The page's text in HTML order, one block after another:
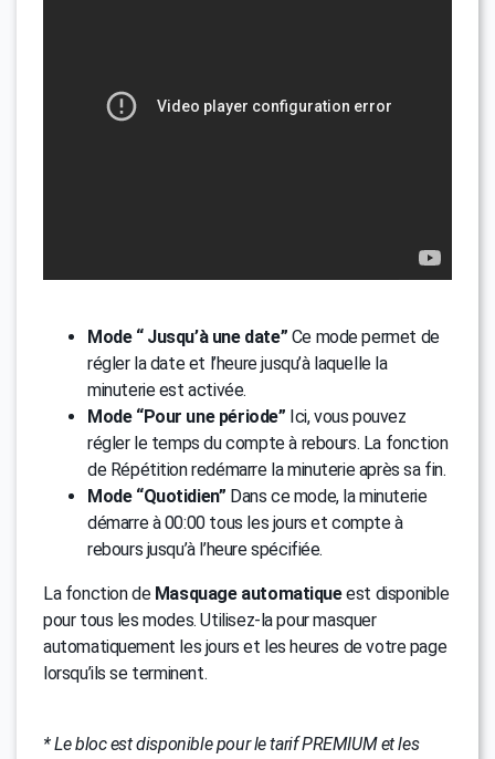
Mode “ Jusqu’à une date” Ce mode permet de
régler la date et l’heure jusqu’à laquelle la
minuterie est activée.
Mode “Pour une période” Ici, vous pouvez
régler le temps du compte à rebours. La fonction
de Répétition redémarre la minuterie après sa fin.
Mode “Quotidien” Dans ce mode, la minuterie
démarre à 00:00 tous les jours et compte à
rebours jusqu’à l’heure spécifiée.
La fonction de Masquage automatiqueest disponible
pour tous les modes. Utilisez-la pour masquer
automatiquement les jours et les heures de votre page
lorsqu’ils se terminent.
* Le bloc est disponible pour le tarif PREMIUM et les